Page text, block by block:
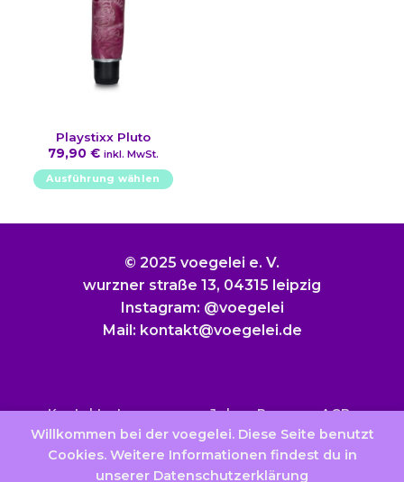
Optionen
können
auf
der
Produktseite
Playstixx Pluto
79,90 € inkl. MwSt.
Ausführung wählen
mehrere
Varianten
auf.
Die
Optionen
werden
© 2025 voegelei e. V.
wurzner straße 13, 04315 leipzig
Instagram: @voegelei
Mail: kontakt@voegelei.de
Kontakt Impressum Jobs Presse
AGB
Datenschutzerklärung
Widerrufsbelehrung
Willkommen bei der voegelei. Diese Seite benutzt
Cookies. Weitere Informationen findest du in
unserer Datenschutzerklärung